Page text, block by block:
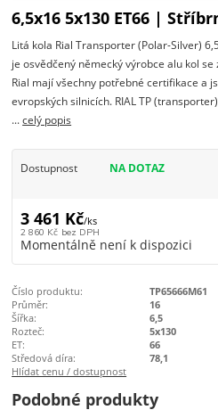
6,5x16 5x130 ET66 |
Litá kola Rial Transporter (Polar-Silver)
je osvědčený německý výrobce alu kol
Rial mají všechny potřebné certifikace a
evropských silnicích. RIAL TP
...celý popis
Dostupnost NA DOTAZ
3 461 Kč/ks
2 860 Kč bez DPH
Momentálně není k dispozici
Číslo produktu:
TP65666M61
Průměr:
16
Šířka:
6,5
Rozteč:
5x130
ET:
66
Středová díra:
78,1
Hlídat cenu / dostupnost
Podobné produkty